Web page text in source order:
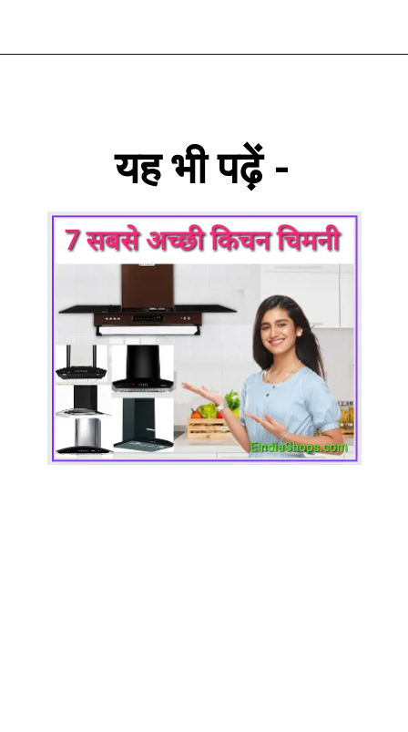
यह भी पढ़ें -